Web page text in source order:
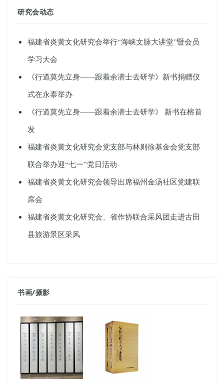
研究会动态
福建省炎黄文化研究会举行“海峡文脉大讲堂”暨会员
学习大会
《行道莫先立身——跟着余潜士去研学》新书捐赠仪
式在永泰举办
《行道莫先立身——跟着余潜士去研学》 新书在榕首
发
福建省炎黄文化研究会党支部与林则徐基金会党支部
联合举办迎“七一”党日活动
福建省炎黄文化研究会领导出席福州金汤社区党建联
席会
福建省炎黄文化研究会、省作协联合采风团走进古田
县旅游景区采风
书画/摄影